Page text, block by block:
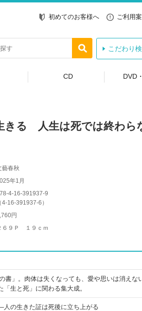
初めてのお客様へ ご利用
こだわり
CD DVD
きる 人生は死では終わら
藝春秋
年1月
4-16-391937-9
4-16-391937-6 ）
円
６９Ｐ １９ｃｍ
書」。肉体は失くなっても、愛や思いは消えな
生と死」に関わる集大成。
の生きた証は死後に立ち上がる